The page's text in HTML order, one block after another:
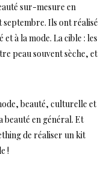
sur-mesure en
Ils ont réalisé
à la mode. La cible : les
peau souvent sèche, et
beauté, culturelle et
beauté en général. Et
de réaliser un kit
!